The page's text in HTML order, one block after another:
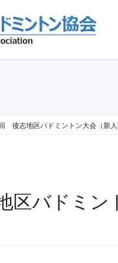
後志地区バドミントン大会（新人
バドミン